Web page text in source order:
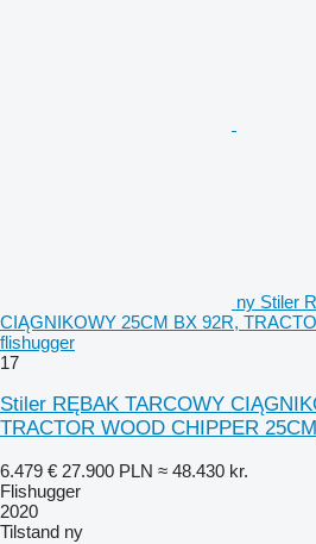
ny Stiler
CIĄGNIKOWY 25CM BX 92R,
flishugger
17
Stiler RĘBAK TARCOWY
TRACTOR WOOD CHIPPER 25CM
6.479 € 27.900 PLN ≈ 48.430 kr.
Flishugger
2020
Tilstand ny